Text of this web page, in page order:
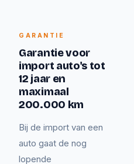
GARANTIE
Garantie voor
import auto's tot
12 jaar en
maximaal
200.000 km
Bij de import van een
auto gaat de nog
lopende